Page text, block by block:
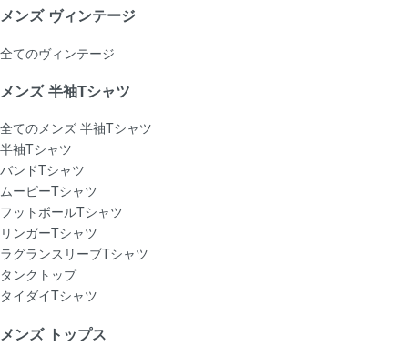
メンズ ヴィンテージ
全てのヴィンテージ
メンズ 半袖Tシャツ
全てのメンズ 半袖Tシャツ
半袖Tシャツ
バンドTシャツ
ムービーTシャツ
フットボールTシャツ
リンガーTシャツ
ラグランスリーブTシャツ
タンクトップ
タイダイTシャツ
メンズ トップス